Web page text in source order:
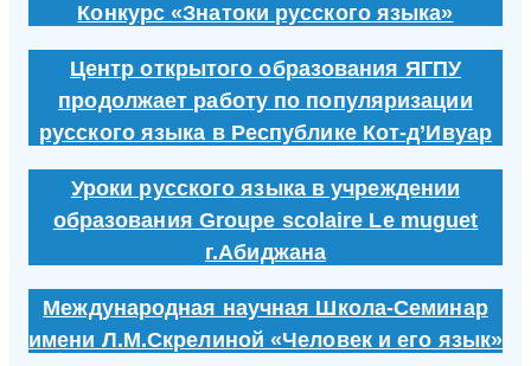
Конкурс «Знатоки русского языка»
Центр открытого образования ЯГПУ
продолжает работу по популяризации
русского языка в Республике Кот-д’Ивуар
Уроки русского языка в учреждении
образования Groupe scolaire Le muguet
г.Абиджана
Международная научная Школа-Семинар
имени Л.М.Скрелиной «Человек и его язык»